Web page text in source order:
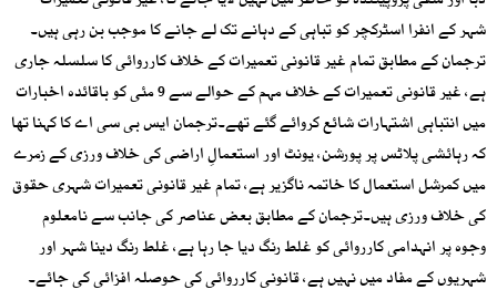
شہر کے انفرا اسٹرکچر کو تباہی کے دہانے تک لے جانے کا موجب بن رہی ہیں۔
ترجمان کے مطابق تمام غیر قانونی تعمیرات کے خلاف کارروائی کا سلسلہ جاری
ہے، غیر قانونی تعمیرات کے خلاف مہم کے حوالے سے 9 مئی کو باقائدہ اخبارات
میں انتباہی اشتہارات شائع کروائے گئے تھے۔ترجمان ایس بی سی اے کا کہنا تھا
کہ رہائشی پلاٹس پر پورشن، یونٹ اور استعمالِ اراضی کی خلاف ورزی کے زمرے
میں کمرشل استعمال کا خاتمہ ناگزیر ہے، تمام غیر قانونی تعمیرات شہری حقوق
کی خلاف ورزی ہیں۔ترجمان کے مطابق بعض عناصر کی جانب سے نامعلوم
وجوہ پر انہدامی کارروائی کو غلط رنگ دیا جا رہا ہے، غلط رنگ دینا شہر اور
شہریوں کے مفاد میں نہیں ہے، قانونی کارروائی کی حوصلہ افزائی کی جائے۔